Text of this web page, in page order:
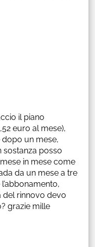
il piano
euro al mese),
un mese,
sostanza posso
in mese come
da un mese a tre
rinnovo devo
grazie mille